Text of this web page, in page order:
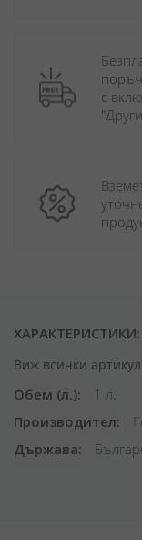
с
ХАРАКТЕРИСТИКИ:
Виж всички
Обем (л.)
1 л.
Производител
Държава